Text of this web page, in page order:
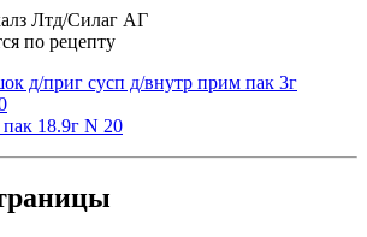
Лтд/Силаг АГ
по рецепту
д/приг сусп д/внутр прим пак 3г
18.9г N 20